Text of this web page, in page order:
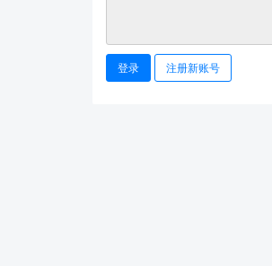
登录 注册新账号